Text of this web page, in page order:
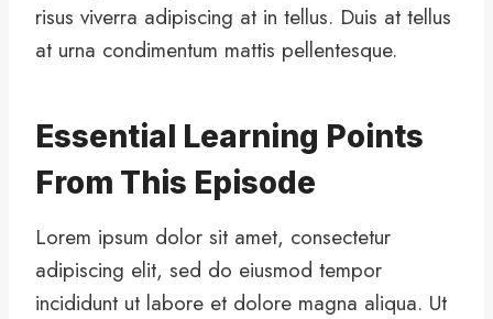
risus viverra adipiscing at in tellus. Duis at tellus
at urna condimentum mattis pellentesque.
Essential Learning Points
From This Episode
Lorem ipsum dolor sit amet, consectetur
adipiscing elit, sed do eiusmod tempor
incididunt ut labore et dolore magna aliqua. Ut